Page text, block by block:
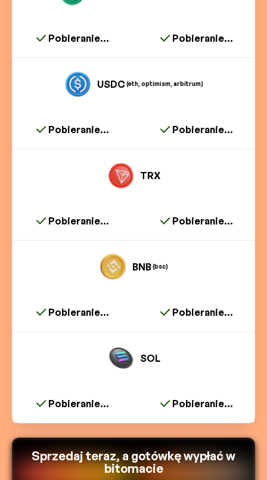
Pobieranie... Pobieranie...
USDC(eth, optimism, arbitrum)
Pobieranie... Pobieranie...
TRX
Pobieranie... Pobieranie...
BNB(bsc)
Pobieranie... Pobieranie...
SOL
Pobieranie... Pobieranie...
Sprzedaj teraz, a gotówkę wypłać w
bitomacie